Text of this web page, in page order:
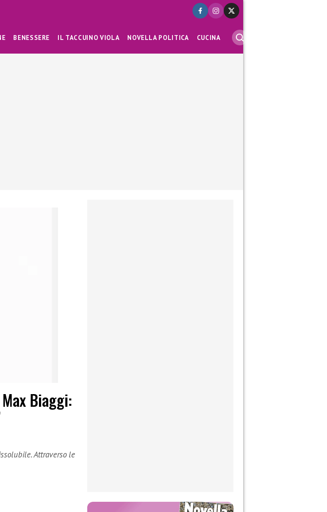
BENESSERE IL TACCUINO VIOLA NOVELLA POLITICA CUCINA
Biaggi:
Attraverso le